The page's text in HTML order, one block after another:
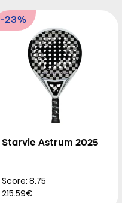
-23%
Starvie Astrum 2025
Score: 8.75
215.59€